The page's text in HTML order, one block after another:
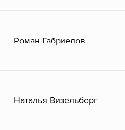
Роман Габриелов
Наталья Визельберг